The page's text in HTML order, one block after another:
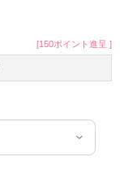
[150ポイント進呈 ]